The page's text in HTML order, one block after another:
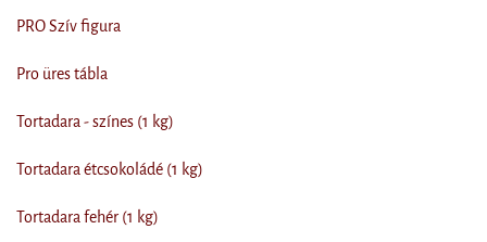
PRO Szív figura
Pro üres tábla
Tortadara - színes (1 kg)
Tortadara étcsokoládé (1 kg)
Tortadara fehér (1 kg)